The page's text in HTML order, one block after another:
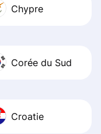
Chypre
Corée du Sud
Croatie